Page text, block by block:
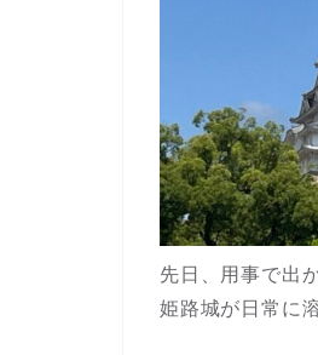
先日、用事で出
姫路城が日常に